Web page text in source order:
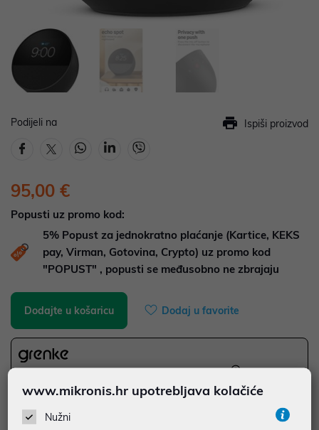
Podijeli na Ispiši proizvod
95,00 €
Popusti uz promo kod:
5% Popust za jednokratno plaćanje (Kartice, KEKS
pay, Virman, Gotovina, Crypto) uz promo kod
"POPUST" , popusti se međusobno ne zbrajaju
Dodajte u košaricu Dodaj u favorite
www.mikronis.hr upotrebljava kolačiće
Nužni